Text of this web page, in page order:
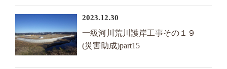
2023.12.30
一級河川荒川護岸工事その１９
(災害助成)part15